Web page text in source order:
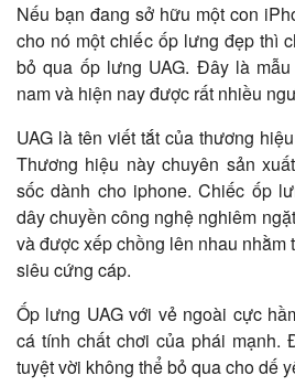
Nếu bạn đang sở hữu một con
cho nó một chiếc ốp lưng đẹp thì
bỏ qua ốp lưng UAG. Đây là
nam và hiện nay được rất nhiều
UAG là tên viết tắt của thương
Thương hiệu này chuyên sản
sốc dành cho iphone. Chiếc ốp
dây chuyền công nghệ nghiêm
và được xếp chồng lên nhau nhằm
siêu cứng cáp.
Ốp lưng UAG với vẻ ngoài cực
cá tính chất chơi của phái mạnh.
tuyệt vời không thể bỏ qua cho dế